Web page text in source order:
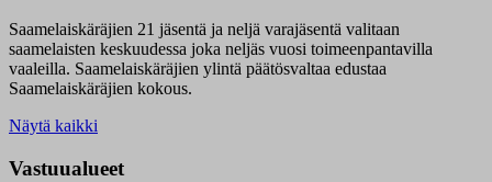
Saamelaiskäräjien 21 jäsentä ja neljä varajäsentä valitaan
saamelaisten keskuudessa joka neljäs vuosi toimeenpantavilla
vaaleilla. Saamelaiskäräjien ylintä päätösvaltaa edustaa
Saamelaiskäräjien kokous.
Näytä kaikki
Vastuualueet